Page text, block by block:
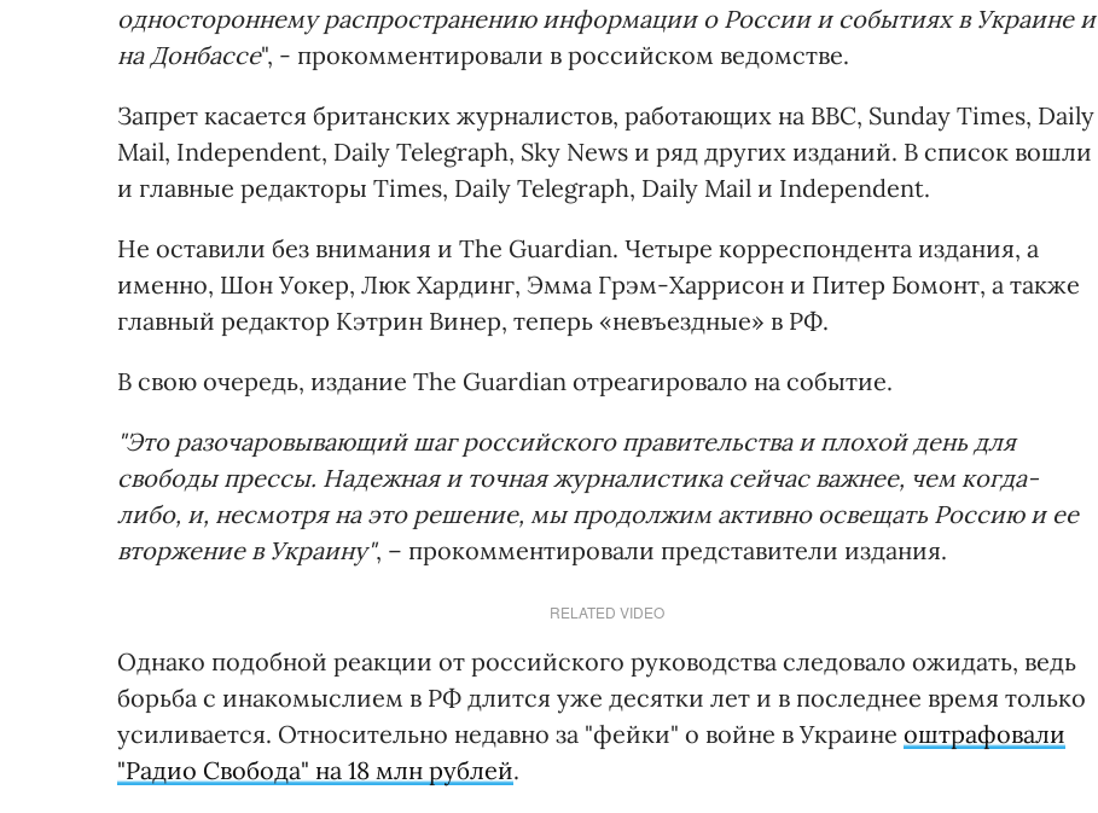
одностороннему распространению информации о России и событиях в Украине и
на Донбассе", - прокомментировали в российском ведомстве.
Запрет касается британских журналистов, работающих на BBC, Sunday Times, Daily
Mail, Independent, Daily Telegraph, Sky News и ряд других изданий. В список вошли
и главные редакторы Times, Daily Telegraph, Daily Mail и Independent.
Не оставили без внимания и The Guardian. Четыре корреспондента издания, а
именно, Шон Уокер, Люк Хардинг, Эмма Грэм-Харрисон и Питер Бомонт, а также
главный редактор Кэтрин Винер, теперь «невъездные» в РФ.
В свою очередь, издание The Guardian отреагировало на событие.
"Это разочаровывающий шаг российского правительства и плохой день для
свободы прессы. Надежная и точная журналистика сейчас важнее, чем когда-
либо, и, несмотря на это решение, мы продолжим активно освещать Россию и ее
вторжение в Украину", – прокомментировали представители издания.
RELATED VIDEO
Однако подобной реакции от российского руководства следовало ожидать, ведь
борьба с инакомыслием в РФ длится уже десятки лет и в последнее время только
усиливается. Относительно недавно за "фейки" о войне в Украине оштрафовали
"Радио Свобода" на 18 млн рублей.